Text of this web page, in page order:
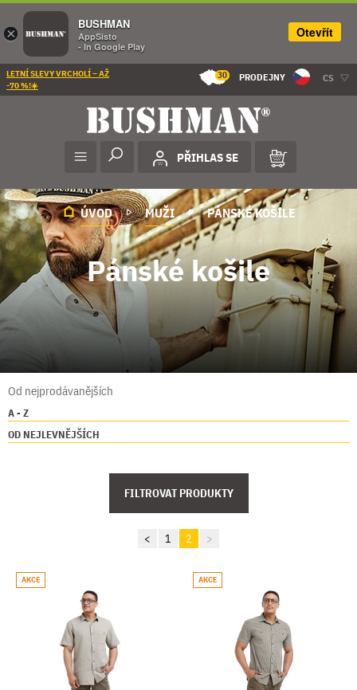
LETNÍ SLEVY VRCHOLÍ – AŽ
-70 %!☀️
30 PRODEJNY CS
PŘIHLAS SE
ÚVOD MUŽI PÁNSKÉ KOŠILE
Pánské košile
Od nejprodávanějších
A - Z
OD NEJLEVNĚJŠÍCH
FILTROVAT PRODUKTY
< 1 2 >
AKCE AKCE
×
BUSHMAN
AppSisto
- In Google Play
Otevřít